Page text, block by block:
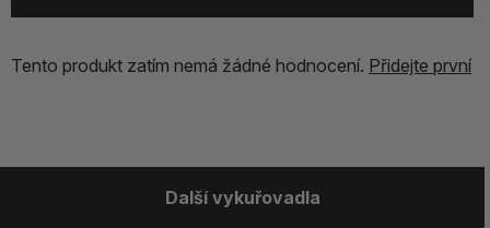
Tento produkt zatím nemá žádné hodnocení. Přidejte první
Další vykuřovadla